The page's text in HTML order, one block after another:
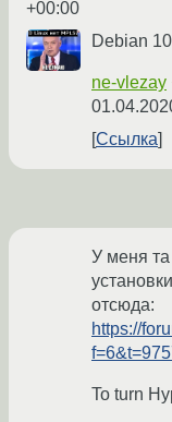
+00:00
Debian
ne-vlezay
Ссылка
У меня
отсюда:
https://
To turn